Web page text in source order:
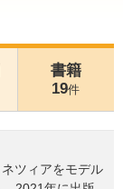
書籍
19件
ツィアをモデル